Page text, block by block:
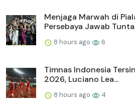
Menjaga Marwah di
Persebaya Jawab
8 hours ago 6
Timnas Indonesia
2026, Luciano Lea...
8 hours ago 4